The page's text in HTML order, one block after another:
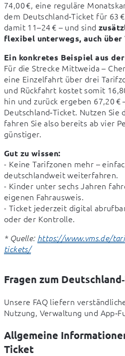
74,00 €, eine reguläre
dem Deutschland‑Ticket für 63
damit 11–24 € – und sind
flexibel unterwegs, auch über
Ein konkretes Beispiel aus
Für die Strecke Mittweida –
eine Einzelfahrt über drei
und Rückfahrt kostet somit
hin und zurück ergeben 67,20
Deutschland‑Ticket. Nutzen
fahren Sie also bereits ab vier
günstiger.
Gut zu wissen:
- Keine Tarifzonen mehr –
deutschlandweit weiterfahren.
- Kinder unter sechs Jahren
eigenen Fahrausweis.
- Ticket jederzeit digital
oder der Kontrolle.
* Quelle: https://www.vms.de/
tickets/
Fragen zum
Unsere FAQ liefern
Nutzung, Verwaltung und
Allgemeine
Ticket